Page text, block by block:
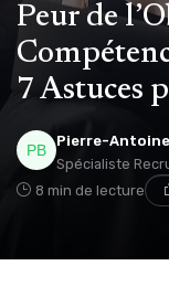
Peur de
7 Astuces
Pierre-
Spécialiste
8 min de lecture